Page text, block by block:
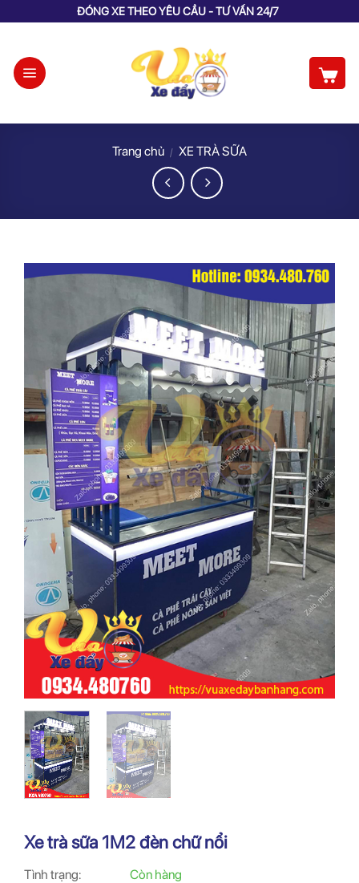
ĐÓNG XE THEO YÊU CẦU - TƯ VẤN 24/7
Trang chủ / XE TRÀ SỮA
Xe trà sữa 1M2 đèn chữ nổi
Tình trạng:
Còn hàng